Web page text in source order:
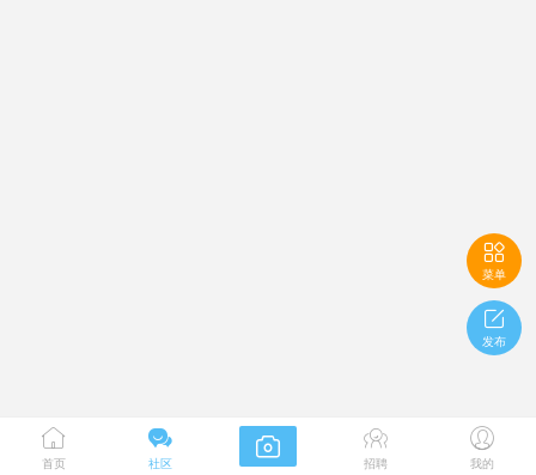

菜单

发布

首页

社区
 
招聘

我的